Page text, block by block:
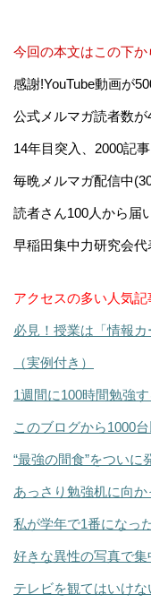
今回の本文はこの下か
感謝!YouTube動画が
公式メルマガ読者数が
14年目突入、2000記
毎晩メルマガ配信中
読者さん100人から届
早稲田集中力研究会
アクセスの多い人気記
必見！授業は「情報
（実例付き）
1週間に100時間勉強す
このブログから1000
“最強の間食”をついに
あっさり勉強机に向
私が学年で1番になっ
好きな異性の写真で
テレビを観てはいけ